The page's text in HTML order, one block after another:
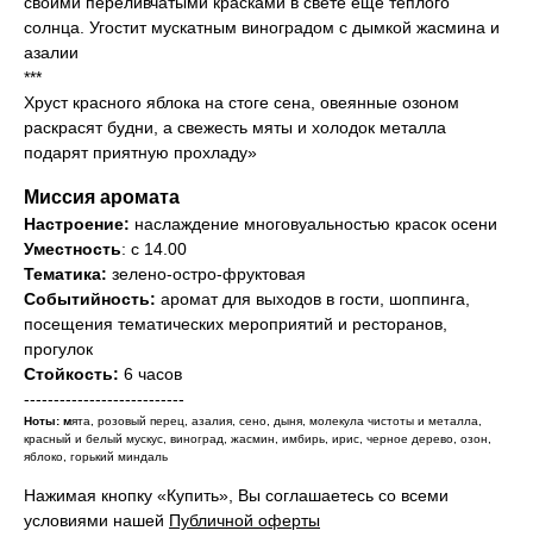
солнца. Угостит мускатным виноградом с дымкой жасмина и
азалии
***
Хруст красного яблока на стоге сена, овеянные озоном
раскрасят будни, а свежесть мяты и холодок металла
подарят приятную прохладу»
Миссия аромата
Настроение: наслаждение многовуальностью красок осени
Уместность: с 14.00
Тематика: зелено-остро-фруктовая
Событийность: аромат для выходов в гости, шоппинга,
посещения тематических мероприятий и ресторанов,
прогулок
Стойкость: 6 часов
---------------------------
Ноты: мята, розовый перец, азалия, сено, дыня, молекула чистоты и металла,
красный и белый мускус, виноград, жасмин, имбирь, ирис, черное дерево, озон,
яблоко, горький миндаль
Нажимая кнопку «Купить», Вы соглашаетесь со всеми
условиями нашей Публичной оферты